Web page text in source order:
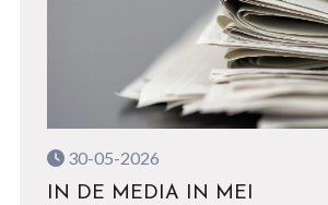
30-05-2026
IN DE MEDIA IN MEI